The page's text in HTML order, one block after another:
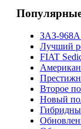
ЗАЗ-968А
Лучший
FIAT
Второе
Новый